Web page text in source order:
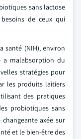
sans lactose
de ceux qui
santé (NIH), environ
malabsorption du
stratégies pour
les produits laitiers
des pratiques
probiotiques sans
axée sur
et le bien-être des